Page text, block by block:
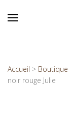
Accueil > Boutique
noir rouge Julie